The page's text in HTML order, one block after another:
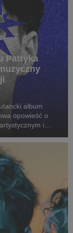
Patryka
album
opowieść o
i